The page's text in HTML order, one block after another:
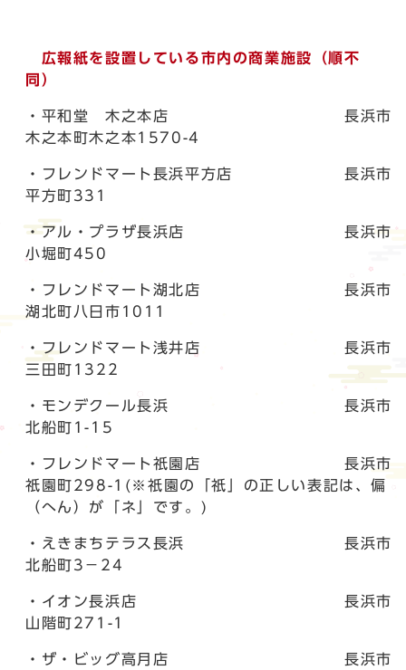
広報紙を設置している市内の商業施設（順不
同）
・平和堂 木之本店 長浜市
木之本町木之本1570-4
・フレンドマート長浜平方店 長浜市
平方町331
・アル・プラザ長浜店 長浜市
小堀町450
・フレンドマート湖北店 長浜市
湖北町八日市1011
・フレンドマート浅井店 長浜市
三田町1322
・モンデクール長浜 長浜市
北船町1-15
・フレンドマート祇園店 長浜市
祇園町298-1(※祇園の「祇」の正しい表記は、偏
（へん）が「ネ」です。)
・えきまちテラス長浜 長浜市
北船町3−24
・イオン長浜店 長浜市
山階町271-1
・ザ・ビッグ高月店 長浜市